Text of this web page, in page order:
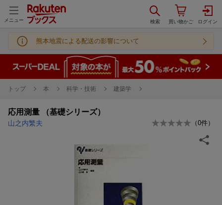
メニュー
熊本地震による配送の影響について
トップ 本 科学・技術 建築学
応用測量 （基礎シリーズ）
山之内繁夫 （0件）